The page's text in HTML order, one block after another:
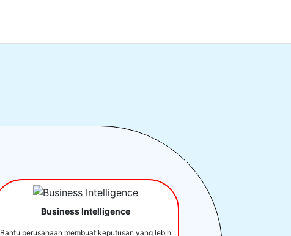
Business Intelligence
Bantu perusahaan membuat keputusan yang lebih